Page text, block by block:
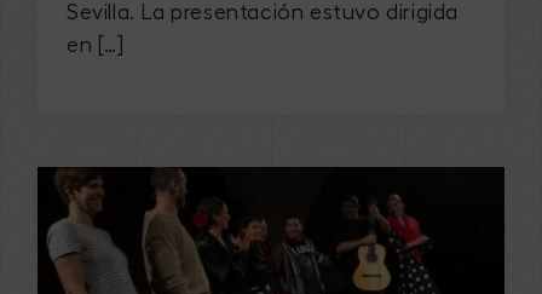
Sevilla. La presentación estuvo dirigida
en […]